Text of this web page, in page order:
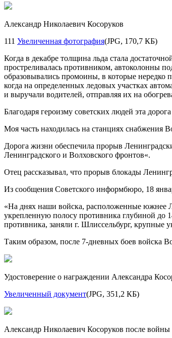
Александр Николаевич Косоруков
111 Увеличенная фотография(JPG, 170,7 КБ)
Когда в декабре толщина льда стала
простреливалась противником, автоколонны
образовывались промоины, в которые нередко
когда на определенных ледовых участках
и выручали водителей, отправляя их на
Благодаря героизму советских людей эта
Моя часть находилась на станциях
Дорога жизни обеспечила прорыв
Ленинградского и Волховского фронтов«.
Отец рассказывал, что прорыв блокады
Из сообщения Советского информбюро, 18
«На днях наши войска, расположенные южнее
укрепленную полосу противника глубиной до
противника, заняли г. Шлиссельбург,
Таким образом, после 7-дневных боев войска
Удостоверение о награждении Александра
Увеличенный документ(JPG, 351,2 КБ)
Александр Николаевич Косоруков после войны